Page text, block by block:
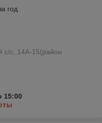
год
с/с, 14А-15(район
15:00